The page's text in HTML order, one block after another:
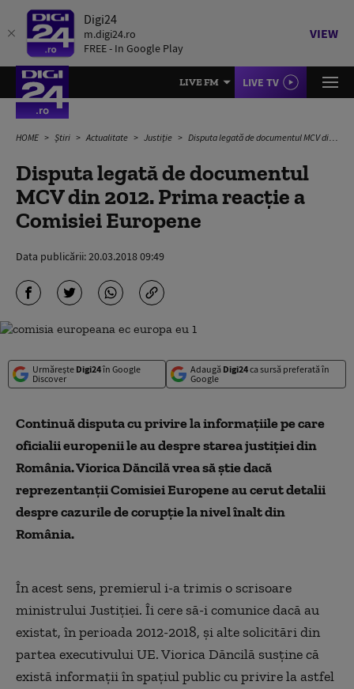
Digi24
m.digi24.ro
FREE - In Google Play
VIEW
LIVE FM LIVE TV
HOME Știri Actualitate Justiție Disputa legată de documentul MCV din 2012. Prima reacție a Comisiei Europene
Disputa legată de documentul
MCV din 2012. Prima reacție a
Comisiei Europene
Data publicării:20.03.2018 09:49
Urmărește Digi24în Google
Discover
Adaugă Digi24ca sursă preferată în
Google
Continuă disputa cu privire la informaţiile pe care
oficialii europenii le au despre starea justiţiei din
România. Viorica Dăncilă vrea să ştie dacă
reprezentanţii Comisiei Europene au cerut detalii
despre cazurile de corupţie la nivel înalt din
România.
În acest sens, premierul i-a trimis o scrisoare
ministrului Justiţiei. Îi cere să-i comunice dacă au
existat, în perioada 2012-2018, și alte solicitări din
partea executivului UE. Viorica Dăncilă susţine că
există informaţii în spaţiul public cu privire la astfel